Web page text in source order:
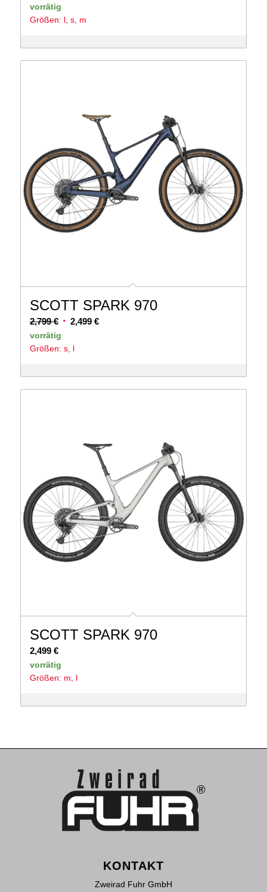
Preis
war:
vorrätig
Größen: l, s, m
SCOTT SPARK 970
2,799€ Ursprünglicher
Preis
war:
2,499 €Aktueller
vorrätig
Größen: s, l
SCOTT SPARK 970
2,499 €
vorrätig
Größen: m, l
KONTAKT
Zweirad Fuhr GmbH